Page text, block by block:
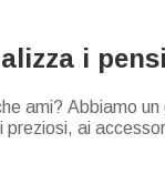
i
ami? Abbiamo
ai
intimo,